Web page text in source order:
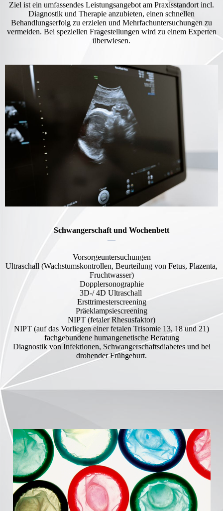
Ziel ist ein umfassendes Leistungsangebot am Praxisstandort incl.
Diagnostik und Therapie anzubieten, einen schnellen
Behandlungserfolg zu erzielen und Mehrfachuntersuchungen zu
vermeiden. Bei speziellen Fragestellungen wird zu einem Experten
überwiesen.
Schwangerschaft und Wochenbett
—
Vorsorgeuntersuchungen
Ultraschall (Wachstumskontrollen, Beurteilung von Fetus, Plazenta,
Fruchtwasser)
Dopplersonographie
3D-/ 4D Ultraschall
Ersttrimesterscreening
Präeklampsiescreening
NIPT (fetaler Rhesusfaktor)
NIPT (auf das Vorliegen einer fetalen Trisomie 13, 18 und 21)
fachgebundene humangenetische Beratung
Diagnostik von Infektionen, Schwangerschaftsdiabetes und bei
drohender Frühgeburt.